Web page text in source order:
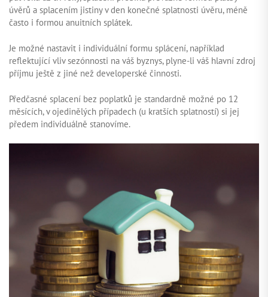
úvěrů a splacením jistiny v den konečné splatnosti úvěru, méně
často i formou anuitních splátek.
Je možné nastavit i individuální formu splácení, například
reflektující vliv sezónnosti na váš byznys, plyne-li váš hlavní zdroj
příjmu ještě z jiné než developerské činnosti.
Předčasné splacení bez poplatků je standardně možné po 12
měsících, v ojedinělých případech (u kratších splatností) si jej
předem individuálně stanovíme.